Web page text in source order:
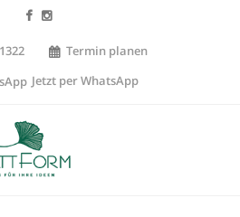
Termin planen
Jetzt per WhatsApp